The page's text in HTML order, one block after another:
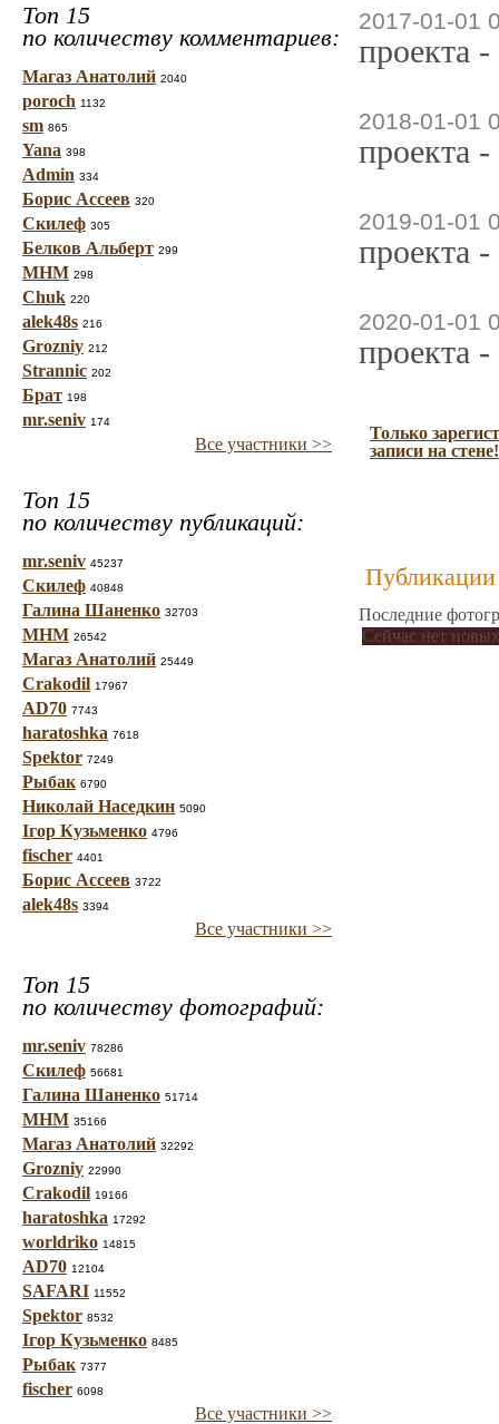
Топ 15
по количеству комментариев:
Магаз Анатолий 2040
poroch 1132
sm 865
Yana 398
Admin 334
Борис Ассеев 320
Скилеф 305
Белков Альберт 299
МНМ 298
Chuk 220
alek48s 216
Grozniy 212
Strannic 202
Брат 198
mr.seniv 174
Все участники >>
Топ 15
по количеству публикаций:
mr.seniv 45237
Скилеф 40848
Галина Шаненко 32703
МНМ 26542
Магаз Анатолий 25449
Crakodil 17967
AD70 7743
haratoshka 7618
Spektor 7249
Рыбак 6790
Николай Наседкин 5090
Ігор Кузьменко 4796
fischer 4401
Борис Ассеев 3722
alek48s 3394
Все участники >>
Топ 15
по количеству фотографий:
mr.seniv 78286
Скилеф 56681
Галина Шаненко 51714
МНМ 35166
Магаз Анатолий 32292
Grozniy 22990
Crakodil 19166
haratoshka 17292
worldriko 14815
AD70 12104
SAFARI 11552
Spektor 8532
Ігор Кузьменко 8485
Рыбак 7377
fischer 6098
Все участники >>
2017-01-01
проекта
2018-01-01
проекта
2019-01-01
проекта
2020-01-01
проекта
Только
записи на стене!
Публикации
Последние
Сейчас нет